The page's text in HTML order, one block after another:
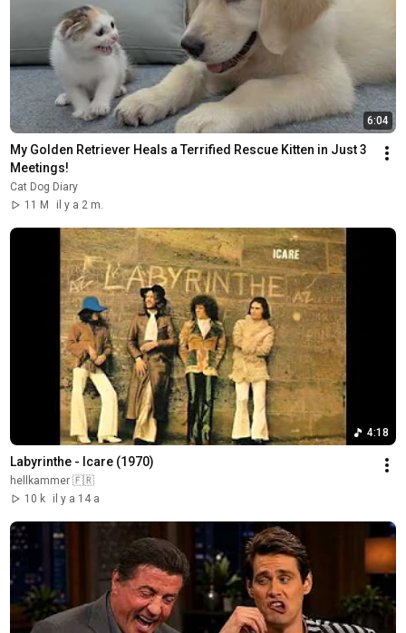
6:04
My Golden Retriever Heals a Terrified Rescue Kitten in Just 3
Meetings!
Cat Dog Diary
11 M
il y a 2 m.
4:18
Labyrinthe - Icare (1970)
hellkammer 🇫🇷
10 k
il y a 14 a